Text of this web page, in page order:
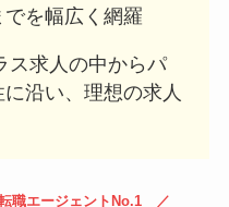
を幅広く網羅
ス求人の中からパ
沿い、理想の求人
職エージェントNo.1